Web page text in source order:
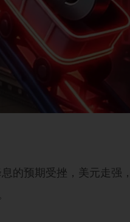
的预期受挫，美元走强